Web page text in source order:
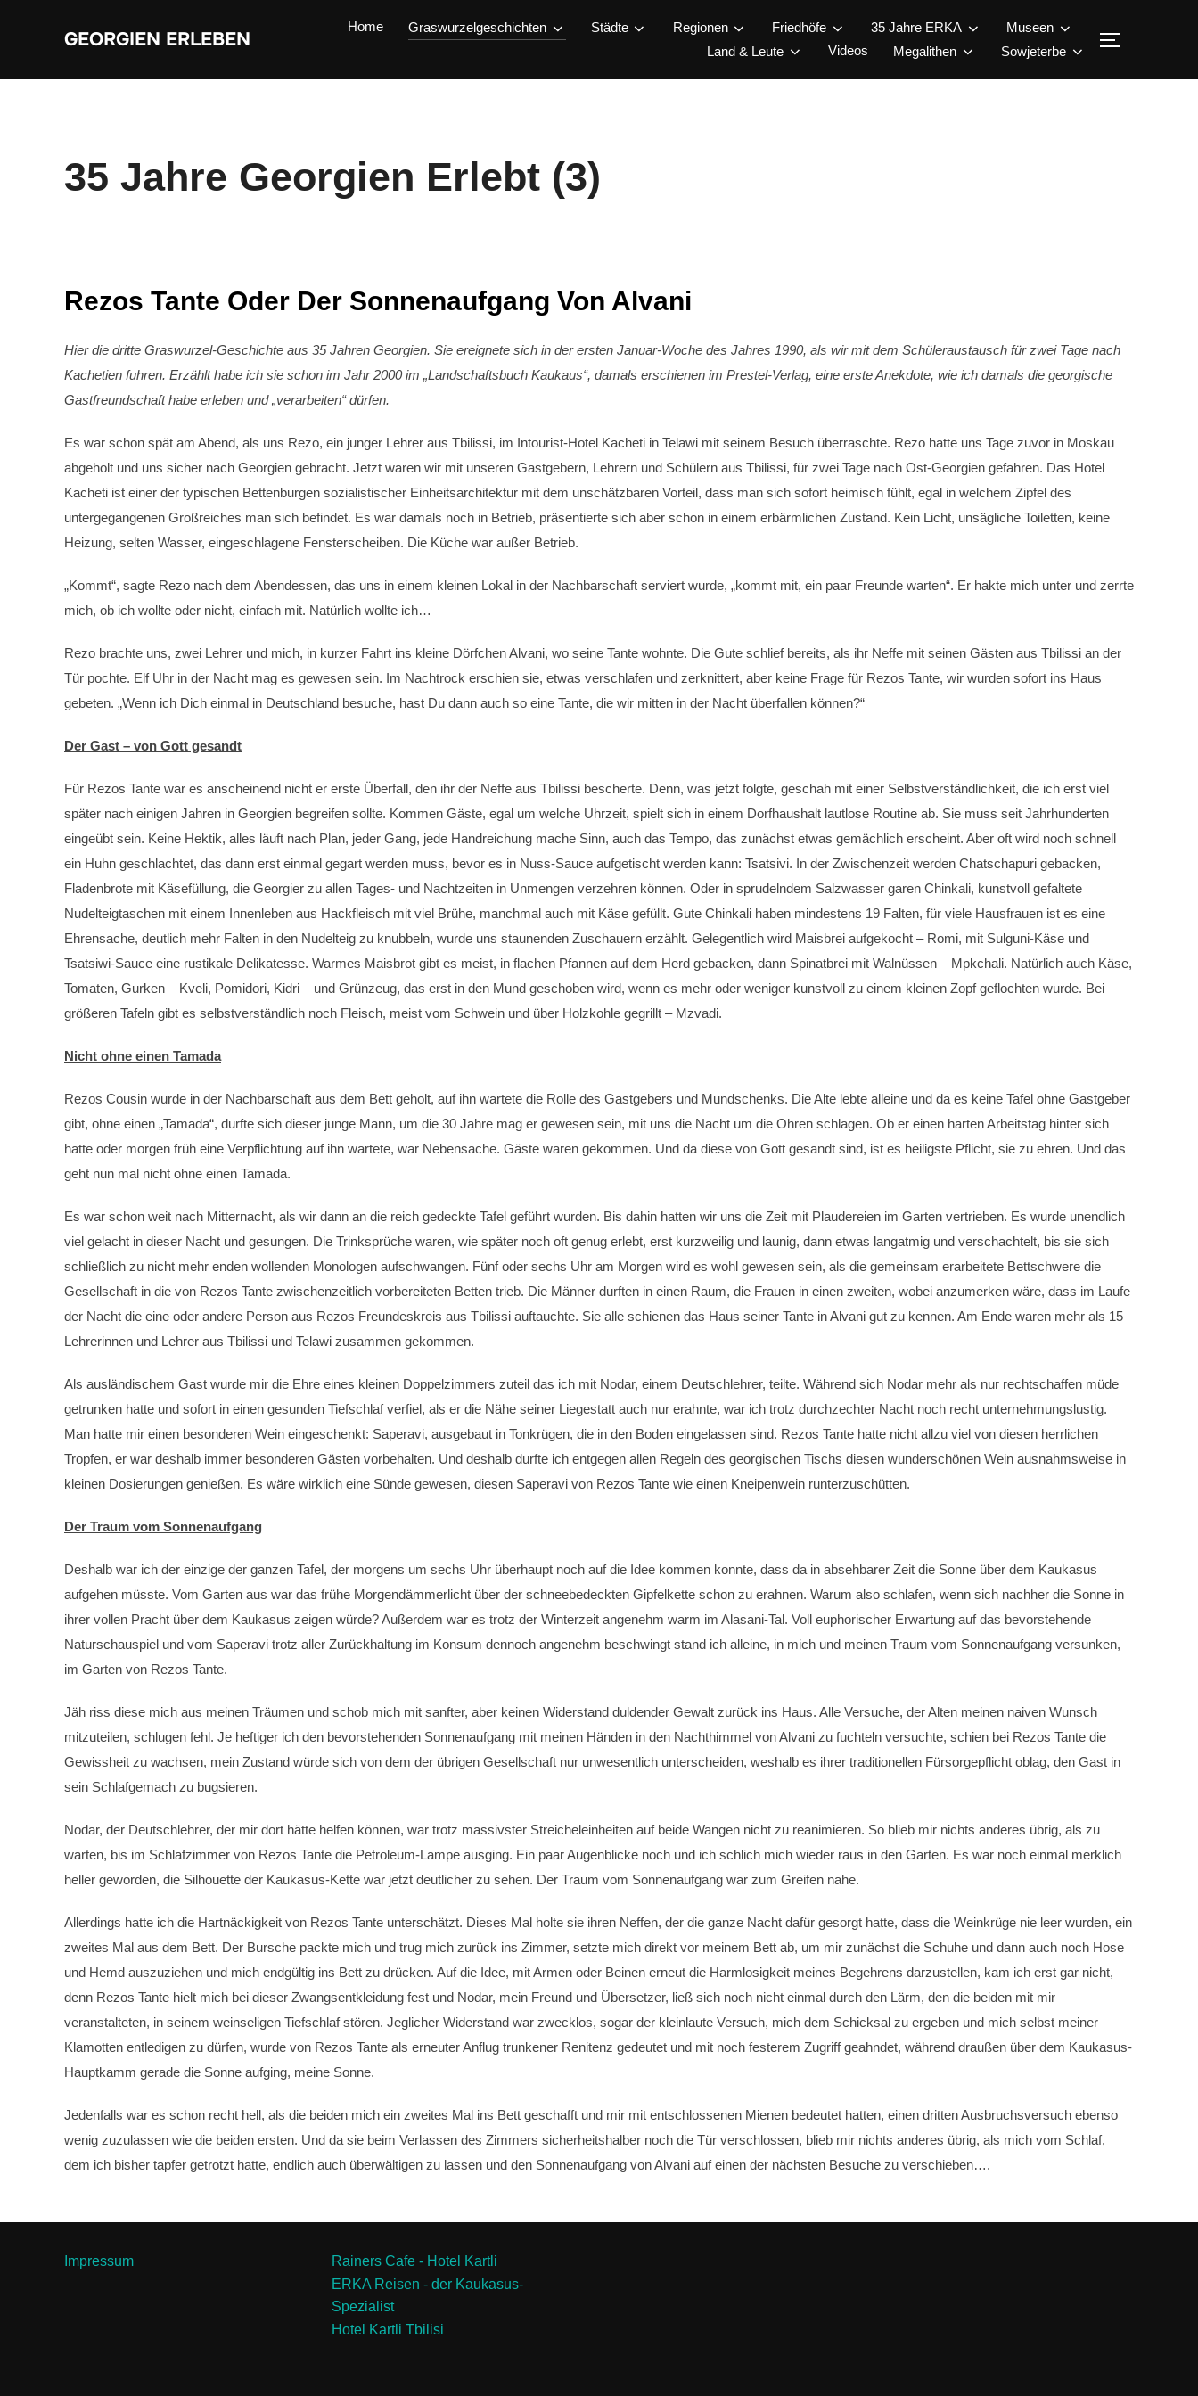
GEORGIEN ERLEBEN
Home Graswurzelgeschichten Städte Regionen Friedhöfe 35 Jahre ERKA
Museen
Land & Leute
Videos Megalithen Sowjeterbe
35 Jahre Georgien Erlebt (3)
Rezos Tante Oder Der Sonnenaufgang Von Alvani
Hier die dritte Graswurzel-Geschichte aus 35 Jahren Georgien. Sie ereignete sich in der ersten Januar-Woche des Jahres 1990, als wir mit dem Schüleraustausch für zwei Tage nach
Kachetien fuhren. Erzählt habe ich sie schon im Jahr 2000 im „Landschaftsbuch Kaukaus“, damals erschienen im Prestel-Verlag, eine erste Anekdote, wie ich damals die georgische
Gastfreundschaft habe erleben und „verarbeiten“ dürfen.
Es war schon spät am Abend, als uns Rezo, ein junger Lehrer aus Tbilissi, im Intourist-Hotel Kacheti in Telawi mit seinem Besuch überraschte. Rezo hatte uns Tage zuvor in Moskau
abgeholt und uns sicher nach Georgien gebracht. Jetzt waren wir mit unseren Gastgebern, Lehrern und Schülern aus Tbilissi, für zwei Tage nach Ost-Georgien gefahren. Das Hotel
Kacheti ist einer der typischen Bettenburgen sozialistischer Einheitsarchitektur mit dem unschätzbaren Vorteil, dass man sich sofort heimisch fühlt, egal in welchem Zipfel des
untergegangenen Großreiches man sich befindet. Es war damals noch in Betrieb, präsentierte sich aber schon in einem erbärmlichen Zustand. Kein Licht, unsägliche Toiletten, keine
Heizung, selten Wasser, eingeschlagene Fensterscheiben. Die Küche war außer Betrieb.
„Kommt“, sagte Rezo nach dem Abendessen, das uns in einem kleinen Lokal in der Nachbarschaft serviert wurde, „kommt mit, ein paar Freunde warten“. Er hakte mich unter und zerrte
mich, ob ich wollte oder nicht, einfach mit. Natürlich wollte ich…
Rezo brachte uns, zwei Lehrer und mich, in kurzer Fahrt ins kleine Dörfchen Alvani, wo seine Tante wohnte. Die Gute schlief bereits, als ihr Neffe mit seinen Gästen aus Tbilissi an der
Tür pochte. Elf Uhr in der Nacht mag es gewesen sein. Im Nachtrock erschien sie, etwas verschlafen und zerknittert, aber keine Frage für Rezos Tante, wir wurden sofort ins Haus
gebeten. „Wenn ich Dich einmal in Deutschland besuche, hast Du dann auch so eine Tante, die wir mitten in der Nacht überfallen können?“
Der Gast – von Gott gesandt
Für Rezos Tante war es anscheinend nicht er erste Überfall, den ihr der Neffe aus Tbilissi bescherte. Denn, was jetzt folgte, geschah mit einer Selbstverständlichkeit, die ich erst viel
später nach einigen Jahren in Georgien begreifen sollte. Kommen Gäste, egal um welche Uhrzeit, spielt sich in einem Dorfhaushalt lautlose Routine ab. Sie muss seit Jahrhunderten
eingeübt sein. Keine Hektik, alles läuft nach Plan, jeder Gang, jede Handreichung mache Sinn, auch das Tempo, das zunächst etwas gemächlich erscheint. Aber oft wird noch schnell
ein Huhn geschlachtet, das dann erst einmal gegart werden muss, bevor es in Nuss-Sauce aufgetischt werden kann: Tsatsivi. In der Zwischenzeit werden Chatschapuri gebacken,
Fladenbrote mit Käsefüllung, die Georgier zu allen Tages- und Nachtzeiten in Unmengen verzehren können. Oder in sprudelndem Salzwasser garen Chinkali, kunstvoll gefaltete
Nudelteigtaschen mit einem Innenleben aus Hackfleisch mit viel Brühe, manchmal auch mit Käse gefüllt. Gute Chinkali haben mindestens 19 Falten, für viele Hausfrauen ist es eine
Ehrensache, deutlich mehr Falten in den Nudelteig zu knubbeln, wurde uns staunenden Zuschauern erzählt. Gelegentlich wird Maisbrei aufgekocht – Romi, mit Sulguni-Käse und
Tsatsiwi-Sauce eine rustikale Delikatesse. Warmes Maisbrot gibt es meist, in flachen Pfannen auf dem Herd gebacken, dann Spinatbrei mit Walnüssen – Mpkchali. Natürlich auch Käse,
Tomaten, Gurken – Kveli, Pomidori, Kidri – und Grünzeug, das erst in den Mund geschoben wird, wenn es mehr oder weniger kunstvoll zu einem kleinen Zopf geflochten wurde. Bei
größeren Tafeln gibt es selbstverständlich noch Fleisch, meist vom Schwein und über Holzkohle gegrillt – Mzvadi.
Nicht ohne einen Tamada
Rezos Cousin wurde in der Nachbarschaft aus dem Bett geholt, auf ihn wartete die Rolle des Gastgebers und Mundschenks. Die Alte lebte alleine und da es keine Tafel ohne Gastgeber
gibt, ohne einen „Tamada“, durfte sich dieser junge Mann, um die 30 Jahre mag er gewesen sein, mit uns die Nacht um die Ohren schlagen. Ob er einen harten Arbeitstag hinter sich
hatte oder morgen früh eine Verpflichtung auf ihn wartete, war Nebensache. Gäste waren gekommen. Und da diese von Gott gesandt sind, ist es heiligste Pflicht, sie zu ehren. Und das
geht nun mal nicht ohne einen Tamada.
Es war schon weit nach Mitternacht, als wir dann an die reich gedeckte Tafel geführt wurden. Bis dahin hatten wir uns die Zeit mit Plaudereien im Garten vertrieben. Es wurde unendlich
viel gelacht in dieser Nacht und gesungen. Die Trinksprüche waren, wie später noch oft genug erlebt, erst kurzweilig und launig, dann etwas langatmig und verschachtelt, bis sie sich
schließlich zu nicht mehr enden wollenden Monologen aufschwangen. Fünf oder sechs Uhr am Morgen wird es wohl gewesen sein, als die gemeinsam erarbeitete Bettschwere die
Gesellschaft in die von Rezos Tante zwischenzeitlich vorbereiteten Betten trieb. Die Männer durften in einen Raum, die Frauen in einen zweiten, wobei anzumerken wäre, dass im Laufe
der Nacht die eine oder andere Person aus Rezos Freundeskreis aus Tbilissi auftauchte. Sie alle schienen das Haus seiner Tante in Alvani gut zu kennen. Am Ende waren mehr als 15
Lehrerinnen und Lehrer aus Tbilissi und Telawi zusammen gekommen.
Als ausländischem Gast wurde mir die Ehre eines kleinen Doppelzimmers zuteil das ich mit Nodar, einem Deutschlehrer, teilte. Während sich Nodar mehr als nur rechtschaffen müde
getrunken hatte und sofort in einen gesunden Tiefschlaf verfiel, als er die Nähe seiner Liegestatt auch nur erahnte, war ich trotz durchzechter Nacht noch recht unternehmungslustig.
Man hatte mir einen besonderen Wein eingeschenkt: Saperavi, ausgebaut in Tonkrügen, die in den Boden eingelassen sind. Rezos Tante hatte nicht allzu viel von diesen herrlichen
Tropfen, er war deshalb immer besonderen Gästen vorbehalten. Und deshalb durfte ich entgegen allen Regeln des georgischen Tischs diesen wunderschönen Wein ausnahmsweise in
kleinen Dosierungen genießen. Es wäre wirklich eine Sünde gewesen, diesen Saperavi von Rezos Tante wie einen Kneipenwein runterzuschütten.
Der Traum vom Sonnenaufgang
Deshalb war ich der einzige der ganzen Tafel, der morgens um sechs Uhr überhaupt noch auf die Idee kommen konnte, dass da in absehbarer Zeit die Sonne über dem Kaukasus
aufgehen müsste. Vom Garten aus war das frühe Morgendämmerlicht über der schneebedeckten Gipfelkette schon zu erahnen. Warum also schlafen, wenn sich nachher die Sonne in
ihrer vollen Pracht über dem Kaukasus zeigen würde? Außerdem war es trotz der Winterzeit angenehm warm im Alasani-Tal. Voll euphorischer Erwartung auf das bevorstehende
Naturschauspiel und vom Saperavi trotz aller Zurückhaltung im Konsum dennoch angenehm beschwingt stand ich alleine, in mich und meinen Traum vom Sonnenaufgang versunken,
im Garten von Rezos Tante.
Jäh riss diese mich aus meinen Träumen und schob mich mit sanfter, aber keinen Widerstand duldender Gewalt zurück ins Haus. Alle Versuche, der Alten meinen naiven Wunsch
mitzuteilen, schlugen fehl. Je heftiger ich den bevorstehenden Sonnenaufgang mit meinen Händen in den Nachthimmel von Alvani zu fuchteln versuchte, schien bei Rezos Tante die
Gewissheit zu wachsen, mein Zustand würde sich von dem der übrigen Gesellschaft nur unwesentlich unterscheiden, weshalb es ihrer traditionellen Fürsorgepflicht oblag, den Gast in
sein Schlafgemach zu bugsieren.
Nodar, der Deutschlehrer, der mir dort hätte helfen können, war trotz massivster Streicheleinheiten auf beide Wangen nicht zu reanimieren. So blieb mir nichts anderes übrig, als zu
warten, bis im Schlafzimmer von Rezos Tante die Petroleum-Lampe ausging. Ein paar Augenblicke noch und ich schlich mich wieder raus in den Garten. Es war noch einmal merklich
heller geworden, die Silhouette der Kaukasus-Kette war jetzt deutlicher zu sehen. Der Traum vom Sonnenaufgang war zum Greifen nahe.
Allerdings hatte ich die Hartnäckigkeit von Rezos Tante unterschätzt. Dieses Mal holte sie ihren Neffen, der die ganze Nacht dafür gesorgt hatte, dass die Weinkrüge nie leer wurden, ein
zweites Mal aus dem Bett. Der Bursche packte mich und trug mich zurück ins Zimmer, setzte mich direkt vor meinem Bett ab, um mir zunächst die Schuhe und dann auch noch Hose
und Hemd auszuziehen und mich endgültig ins Bett zu drücken. Auf die Idee, mit Armen oder Beinen erneut die Harmlosigkeit meines Begehrens darzustellen, kam ich erst gar nicht,
denn Rezos Tante hielt mich bei dieser Zwangsentkleidung fest und Nodar, mein Freund und Übersetzer, ließ sich noch nicht einmal durch den Lärm, den die beiden mit mir
veranstalteten, in seinem weinseligen Tiefschlaf stören. Jeglicher Widerstand war zwecklos, sogar der kleinlaute Versuch, mich dem Schicksal zu ergeben und mich selbst meiner
Klamotten entledigen zu dürfen, wurde von Rezos Tante als erneuter Anflug trunkener Renitenz gedeutet und mit noch festerem Zugriff geahndet, während draußen über dem Kaukasus-
Hauptkamm gerade die Sonne aufging, meine Sonne.
Jedenfalls war es schon recht hell, als die beiden mich ein zweites Mal ins Bett geschafft und mir mit entschlossenen Mienen bedeutet hatten, einen dritten Ausbruchsversuch ebenso
wenig zuzulassen wie die beiden ersten. Und da sie beim Verlassen des Zimmers sicherheitshalber noch die Tür verschlossen, blieb mir nichts anderes übrig, als mich vom Schlaf,
dem ich bisher tapfer getrotzt hatte, endlich auch überwältigen zu lassen und den Sonnenaufgang von Alvani auf einen der nächsten Besuche zu verschieben….
Impressum
Rainers Cafe - Hotel Kartli
ERKA Reisen - der Kaukasus-
Spezialist
Hotel Kartli Tbilisi